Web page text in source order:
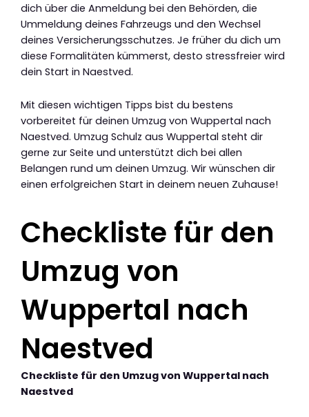
dich über die Anmeldung bei den Behörden, die
Ummeldung deines Fahrzeugs und den Wechsel
deines Versicherungsschutzes. Je früher du dich um
diese Formalitäten kümmerst, desto stressfreier wird
dein Start in Naestved.
Mit diesen wichtigen Tipps bist du bestens
vorbereitet für deinen Umzug von Wuppertal nach
Naestved. Umzug Schulz aus Wuppertal steht dir
gerne zur Seite und unterstützt dich bei allen
Belangen rund um deinen Umzug. Wir wünschen dir
einen erfolgreichen Start in deinem neuen Zuhause!
Checkliste für den
Umzug von
Wuppertal nach
Naestved
Checkliste für den Umzug von Wuppertal nach
Naestved